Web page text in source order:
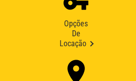
Opções
De
Locação